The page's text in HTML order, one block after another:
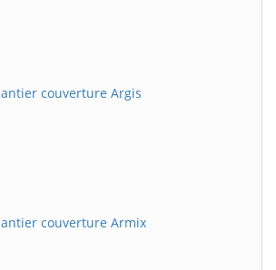
couverture Argis
couverture Armix